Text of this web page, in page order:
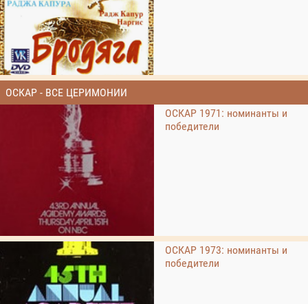
ОСКАР - ВСЕ ЦЕРИМОНИИ
ОСКАР 1971: номинанты и
победители
ОСКАР 1973: номинанты и
победители